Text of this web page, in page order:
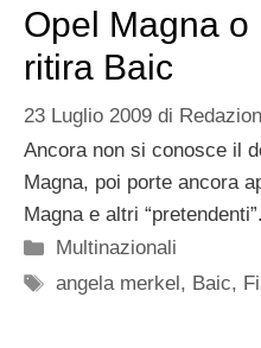
Opel Magna o
ritira Baic
23 Luglio 2009 di
Ancora non si conosce il
Magna, poi porte ancora
Magna e altri
Categorie
Multinazionali
Tag
angela merkel , Baic,